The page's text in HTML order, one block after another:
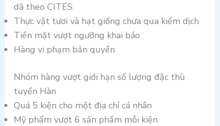
dã theo CITES
Thực vật tươi và hạt giống chưa qua kiểm dịch
Tiền mặt vượt ngưỡng khai báo
Hàng vi phạm bản quyền
Nhóm hàng vượt giới hạn số lượng đặc thù
tuyến Hàn
Quá 5 kiện cho một địa chỉ cá nhân
Mỹ phẩm vượt 6 sản phẩm mỗi kiện